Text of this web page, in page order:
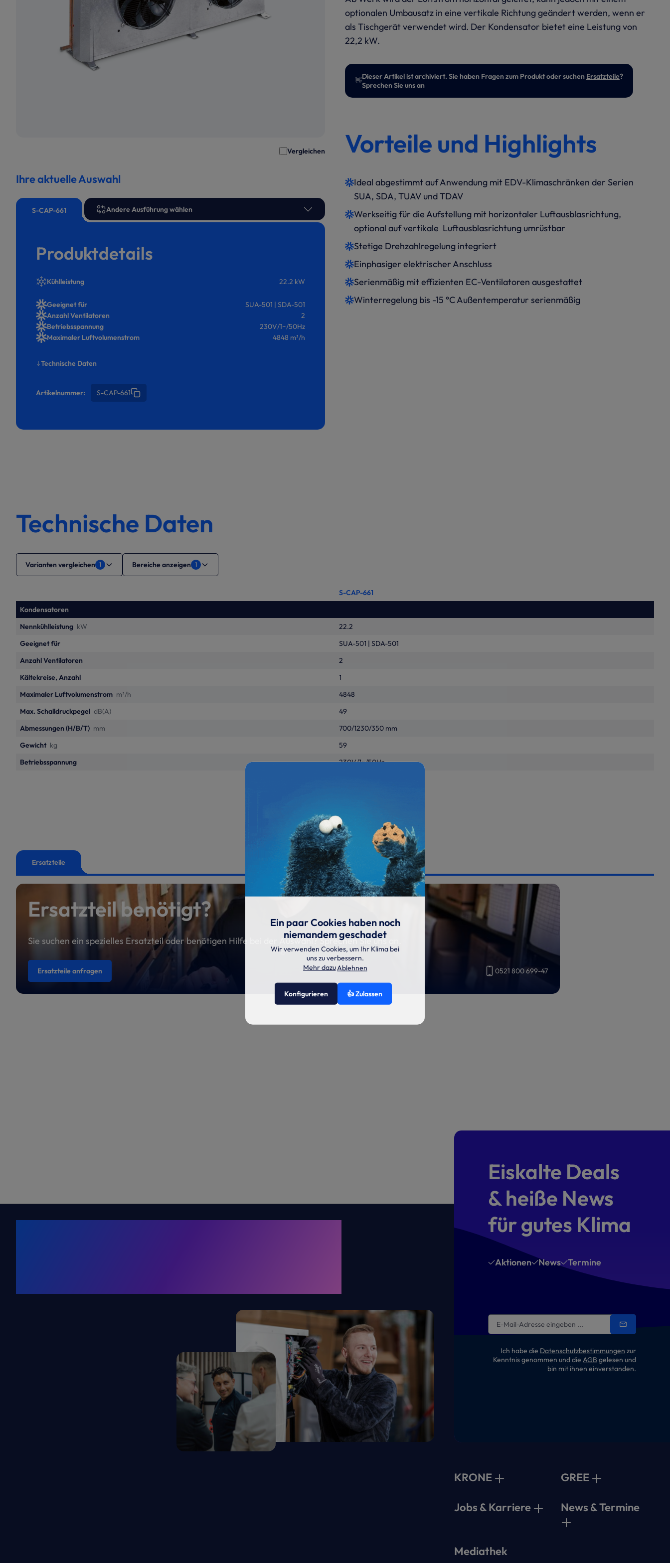
Vergleichen
Ihre aktuelle Auswahl
S-CAP-661 Andere Ausführung wählen
Produktdetails
Kühlleistung 22.2 kW
Geeignet für
SUA-501 | SDA-501
Anzahl Ventilatoren
2
Betriebsspannung
230V/1~/50Hz
Maximaler Luftvolumenstrom
4848 m³/h
Technische Daten
Artikelnummer: S-CAP-661
optionalen Umbausatz in eine vertikale Richtung geändert werden, wenn er
als Tischgerät verwendet wird. Der Kondensator bietet eine Leistung von
22,2 kW.
👋Dieser Artikel ist archiviert. Sie haben Fragen zum Produkt oder suchen Ersatzteile?
Sprechen Sie uns an
Vorteile und Highlights
Ideal abgestimmt auf Anwendung mit EDV-Klimaschränken der Serien
SUA, SDA, TUAV und TDAV
Werkseitig für die Aufstellung mit horizontaler Luftausblasrichtung,
optional auf vertikale Luftausblasrichtung umrüstbar
Stetige Drehzahlregelung integriert
Einphasiger elektrischer Anschluss
Serienmäßig mit effizienten EC-Ventilatoren ausgestattet
Winterregelung bis -15 °C Außentemperatur serienmäßig
Technische Daten
Varianten vergleichen 1 Bereiche anzeigen 1
S-CAP-661
Kondensatoren
Nennkühlleistung kW
22.2
Geeignet für
SUA-501 | SDA-501
Anzahl Ventilatoren
2
Kältekreise, Anzahl
1
Maximaler Luftvolumenstrom m³/h
4848
Max. Schalldruckpegel dB(A)
49
Abmessungen (H/B/T) mm
700/1230/350 mm
Gewicht kg
59
Betriebsspannung
230V/1~/50Hz
Ersatzteile
Ersatzteil benötigt?
Sie suchen ein spezielles Ersatzteil oder benötigen Hilfe bei der Auswahl? Sprechen Sie uns an.
Ersatzteile anfragen 0521 800 699-47
Eiskalte Deals
& heiße News
für gutes Klima
Aktionen News Termine
Ich habe die Datenschutzbestimmungen zur
Kenntnis genommen und die AGB gelesen und
bin mit ihnen einverstanden.
KRONE GREE
Jobs & Karriere News & Termine
Mediathek
Ein paar Cookies haben noch
niemandem geschadet
Wir verwenden Cookies, um Ihr Klima bei
uns zu verbessern.
Mehr dazuAblehnen
Konfigurieren 👍 Zulassen